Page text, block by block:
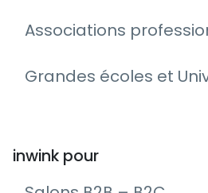
Associations
Grandes écoles et
inwink pour